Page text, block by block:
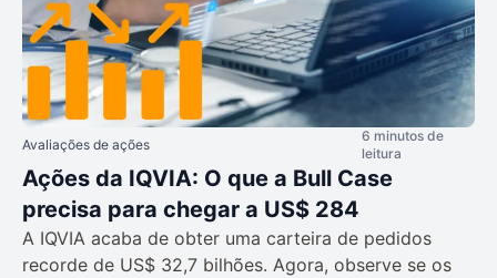
Avaliações de ações
6 minutos de
leitura
Ações da IQVIA: O que a Bull Case
precisa para chegar a US$ 284
A IQVIA acaba de obter uma carteira de pedidos
recorde de US$ 32,7 bilhões. Agora, observe se os